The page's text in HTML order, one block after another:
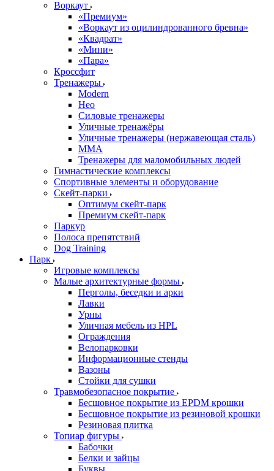
Воркаут
«Премиум»
«Воркаут из оцилиндрованного бревна»
«Квадрат»
«Мини»
«Пара»
Кроссфит
Тренажеры
Modern
Нео
Силовые тренажеры
Уличные тренажёры
Уличные тренажеры (нержавеющая сталь)
ММА
Тренажеры для маломобильных людей
Гимнастические комплексы
Спортивные элементы и оборудование
Скейт-парки
Оптимум скейт-парк
Премиум скейт-парк
Паркур
Полоса препятствий
Dog Training
Парк
Игровые комплексы
Малые архитектурные формы
Перголы, беседки и арки
Лавки
Урны
Уличная мебель из HPL
Ограждения
Велопарковки
Информационные стенды
Вазоны
Стойки для сушки
Травмобезопасное покрытие
Бесшовное покрытие из EPDM крошки
Бесшовное покрытие из резиновой крошки
Резиновая плитка
Топиар фигуры
Бабочки
Белки и зайцы
Буквы